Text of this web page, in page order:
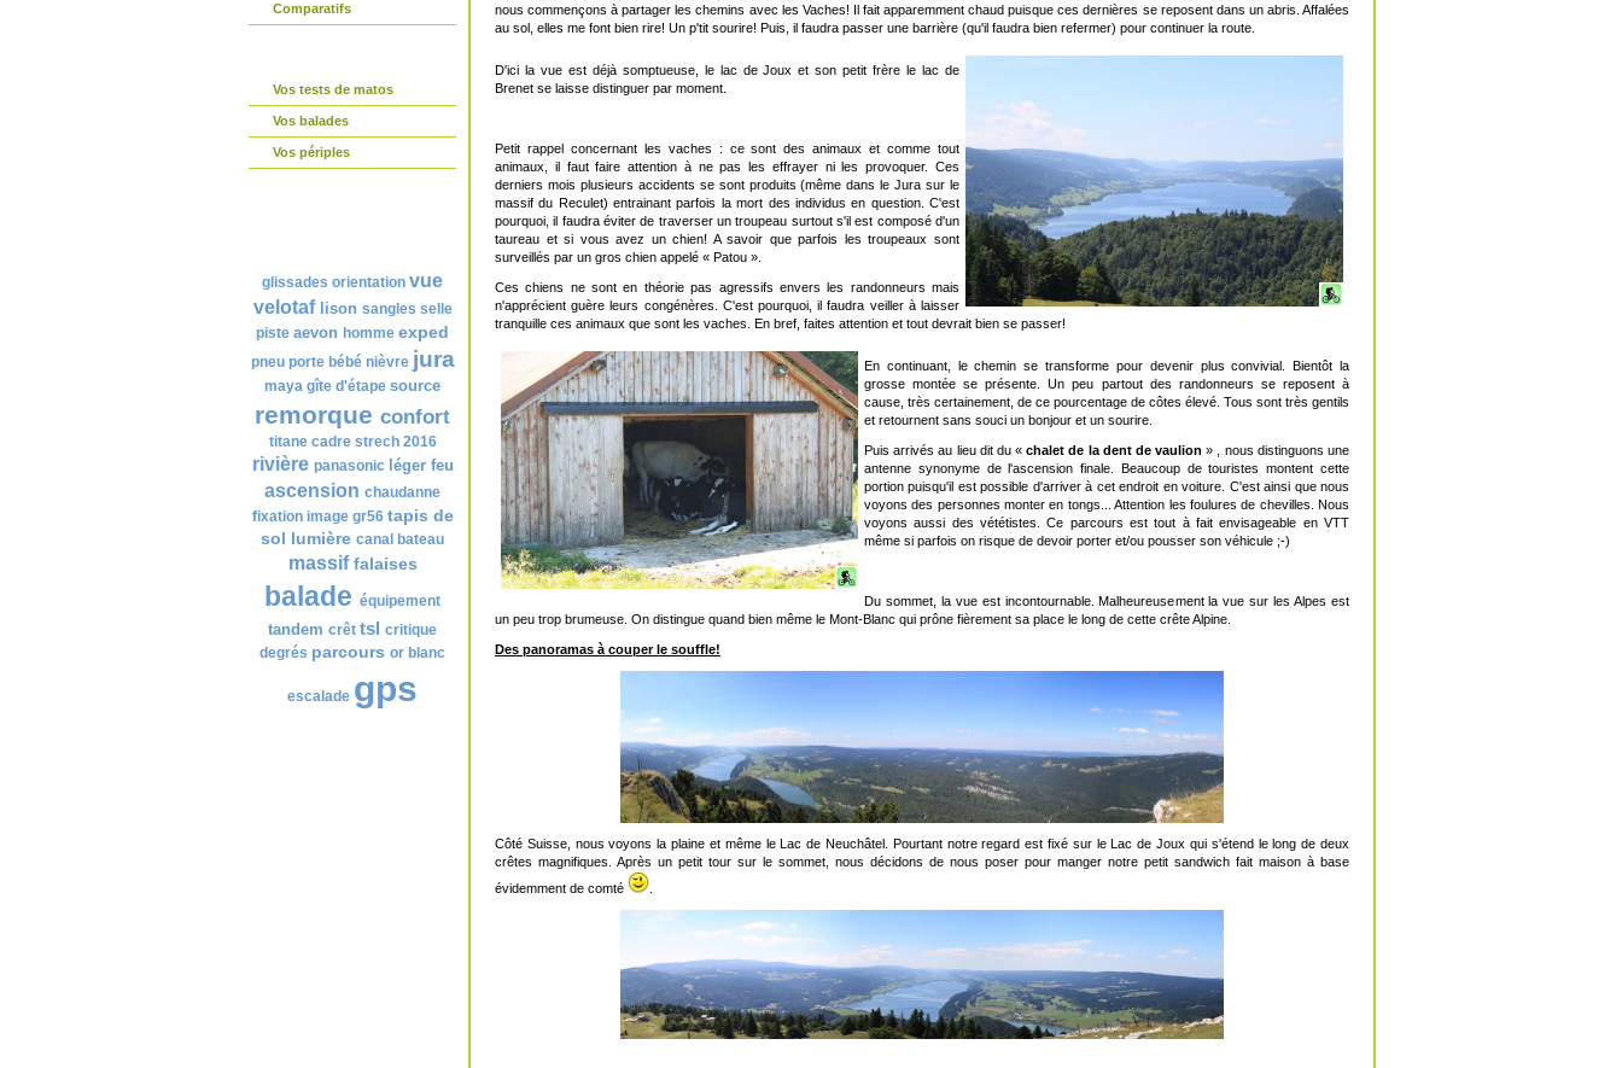
Comparatifs
Vos tests de matos
Vos balades
Vos périples
glissades orientation vue
velotaf
lison sangles selle
piste aevon homme exped
pneu porte bébé nièvre jura
maya gîte d'étape source
remorque confort
titane cadre strech 2016
rivière panasonic léger feu
ascension chaudanne
fixation image gr56 tapis de
sol lumière canal bateau
massif falaises
balade équipement
tandem crêt tsl critique
degrés parcours or blanc
escalade gps
nous commençons à partager les chemins avec les Vaches! Il fait apparemment chaud puisque ces dernières se reposent dans un abris. Affalées
au sol, elles me font bien rire! Un p'tit sourire! Puis, il faudra passer une barrière (qu'il faudra bien refermer) pour continuer la route.
D'ici la vue est déjà somptueuse, le lac de Joux et son petit frère le lac de
Brenet se laisse distinguer par moment.
Petit rappel concernant les vaches : ce sont des animaux et comme tout
animaux, il faut faire attention à ne pas les effrayer ni les provoquer. Ces
derniers mois plusieurs accidents se sont produits (même dans le Jura sur le
massif du Reculet) entrainant parfois la mort des individus en question. C'est
pourquoi, il faudra éviter de traverser un troupeau surtout s'il est composé d'un
taureau et si vous avez un chien! A savoir que parfois les troupeaux sont
surveillés par un gros chien appelé « Patou ».
Ces chiens ne sont en théorie pas agressifs envers les randonneurs mais
n'apprécient guère leurs congénères. C'est pourquoi, il faudra veiller à laisser
tranquille ces animaux que sont les vaches. En bref, faites attention et tout devrait bien se passer!
En continuant, le chemin se transforme pour devenir plus convivial. Bientôt la
grosse montée se présente. Un peu partout des randonneurs se reposent à
cause, très certainement, de ce pourcentage de côtes élevé. Tous sont très gentils
et retournent sans souci un bonjour et un sourire.
Puis arrivés au lieu dit du «chalet de la dent de vaulion » , nous distinguons une
antenne synonyme de l'ascension finale. Beaucoup de touristes montent cette
portion puisqu'il est possible d'arriver à cet endroit en voiture. C'est ainsi que nous
voyons des personnes monter en tongs... Attention les foulures de chevilles. Nous
voyons aussi des vététistes. Ce parcours est tout à fait envisageable en VTT
même si parfois on risque de devoir porter et/ou pousser son véhicule ;-)
Du sommet, la vue est incontournable. Malheureusement la vue sur les Alpes est
un peu trop brumeuse. On distingue quand bien même le Mont-Blanc qui prône fièrement sa place le long de cette crête Alpine.
Des panoramas à couper le souffle!
Côté Suisse, nous voyons la plaine et même le Lac de Neuchâtel. Pourtant notre regard est fixé sur le Lac de Joux qui s'étend le long de deux
crêtes magnifiques. Après un petit tour sur le sommet, nous décidons de nous poser pour manger notre petit sandwich fait maison à base
évidemment de comté